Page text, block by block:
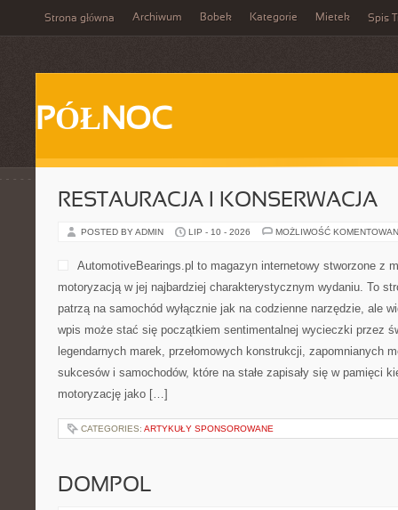
Strona główna Archiwum Bobek Kategorie Mietek Spis
PÓŁNOC
RESTAURACJA I KONSERWACJA
POSTED BY ADMIN LIP - 10 - 2026 MOŻLIWOŚĆ
AutomotiveBearings.pl to magazyn internetowy stworzone z
motoryzacją w jej najbardziej charakterystycznym wydaniu. To
patrzą na samochód wyłącznie jak na codzienne narzędzie, ale
wpis może stać się początkiem sentimentalnej wycieczki przez
legendarnych marek, przełomowych konstrukcji, zapomnianych
sukcesów i samochodów, które na stałe zapisały się w pamięci
motoryzację jako […]
CATEGORIES: ARTYKUŁY SPONSOROWANE
DOMPOL